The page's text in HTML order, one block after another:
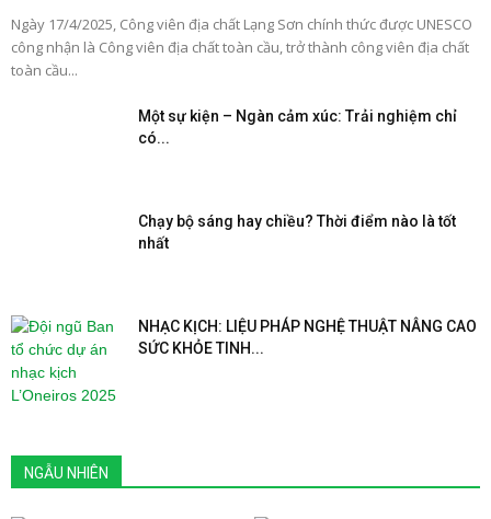
Ngày 17/4/2025, Công viên địa chất Lạng Sơn chính thức được UNESCO
công nhận là Công viên địa chất toàn cầu, trở thành công viên địa chất
toàn cầu...
Một sự kiện – Ngàn cảm xúc: Trải nghiệm chỉ
có...
Chạy bộ sáng hay chiều? Thời điểm nào là tốt
nhất
NHẠC KỊCH: LIỆU PHÁP NGHỆ THUẬT NÂNG CAO
SỨC KHỎE TINH...
NGẪU NHIÊN